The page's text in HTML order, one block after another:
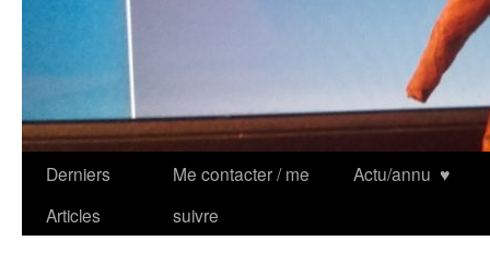
Derniers
Articles
Me contacter / me
suivre
Actu/annu ♥